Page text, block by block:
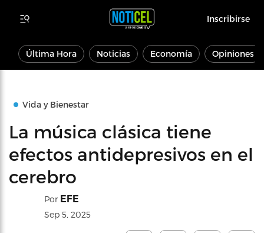
Inscribirse
Última Hora Noticias Economía Opiniones
Vida y Bienestar
La música clásica tiene
efectos antidepresivos en el
cerebro
Por EFE
Sep 5, 2025